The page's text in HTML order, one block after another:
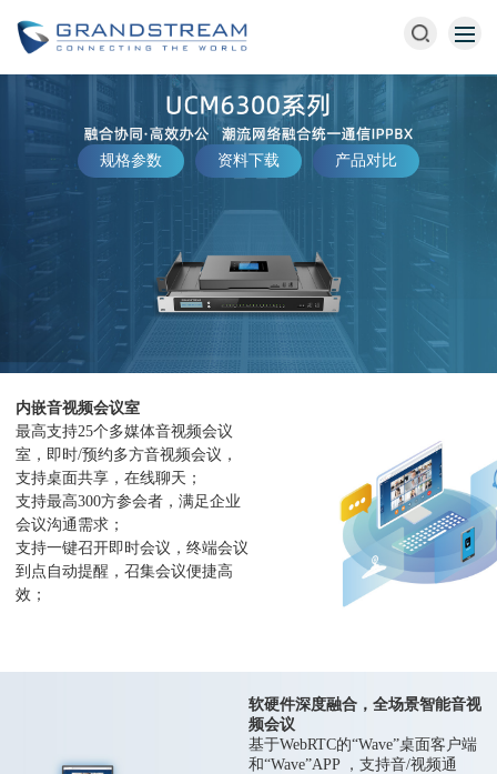
规格参数 资料下载 产品对比
内嵌音视频会议室
最高支持25个多媒体音视频会议
室，即时/预约多方音视频会议，
支持桌面共享，在线聊天；
支持最高300方参会者，满足企业
会议沟通需求；
支持一键召开即时会议，终端会议
到点自动提醒，召集会议便捷高
效；
软硬件深度融合，全场景智能音视
频会议
基于WebRTC的“Wave”桌面客户端
和“Wave”APP ，支持音/视频通